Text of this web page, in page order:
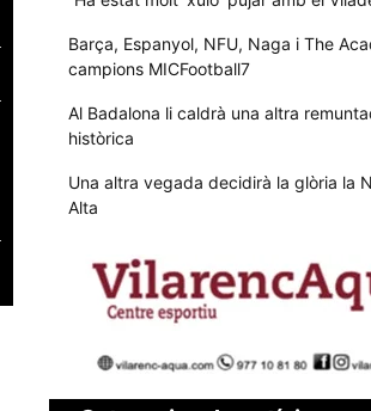
Barça, Espanyol, NFU, Naga i The
campions MICFootball7
Al Badalona li caldrà una altra
històrica
Una altra vegada decidirà la glòria la
Alta